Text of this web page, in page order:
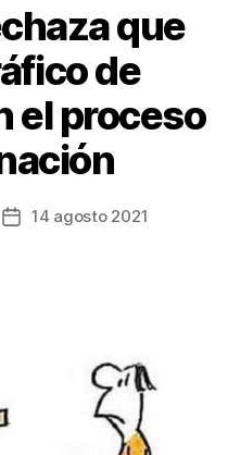
que
de
el proceso
14 agosto 2021